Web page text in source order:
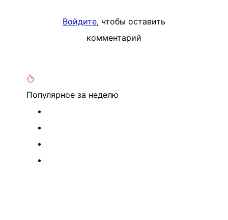
Войдите, чтобы оставить
комментарий
Популярное за неделю